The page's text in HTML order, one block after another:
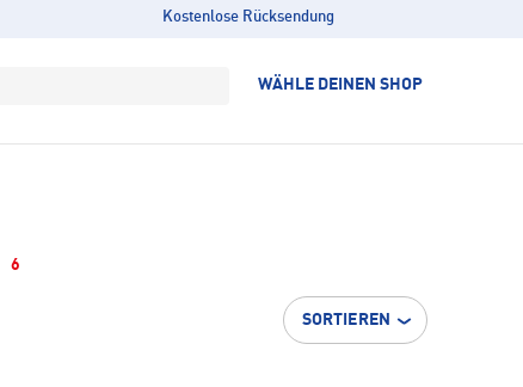
Kostenlose Rücksendung
WÄHLE DEINEN SHOP
6
SORTIEREN